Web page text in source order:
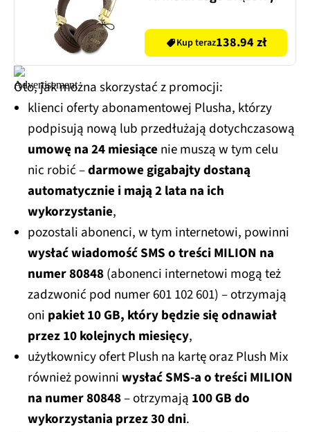
Kup teraz138.94 zł
Oto, jak można skorzystać z promocji:
klienci oferty abonamentowej Plusha, którzy
podpisują nową lub przedłużają dotychczasową
umowę na 24 miesiącenie muszą w tym celu
nic robić –darmowe gigabajty dostaną
automatycznie i mają 2 lata na ich
wykorzystanie,
pozostali abonenci, w tym internetowi, powinni
wysłać wiadomość SMS o treści MILION na
numer 80848(abonenci internetowi mogą też
zadzwonić pod numer 601 102 601) – otrzymają
oni pakiet 10 GB, który będzie się odnawiał
przez 10 kolejnych miesięcy,
użytkownicy ofert Plush na kartę oraz Plush Mix
również powinniwysłać SMS-a o treści MILION
na numer 80848– otrzymają 100 GB do
wykorzystania przez 30 dni.